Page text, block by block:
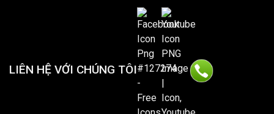
LIÊN HỆ VỚI CHÚNG TÔI